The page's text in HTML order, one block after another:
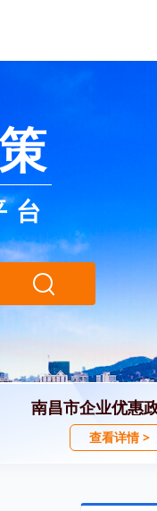
台
南昌市企业优惠
查看详情 >